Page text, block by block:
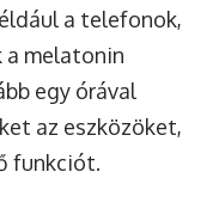
a telefonok,
melatonin
egy órával
az eszközöket,
funkciót.